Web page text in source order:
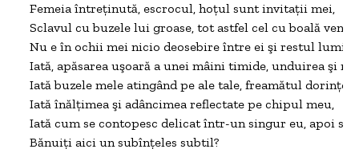
Femeia întreţinută, escrocul, hoţul sunt invitaţii mei,
Sclavul cu buzele lui groase, tot astfel cel cu boală
Nu e în ochii mei nicio deosebire între ei şi restul lumii.
Iată, apăsarea uşoară a unei mâini timide, unduirea şi
Iată buzele mele atingând pe ale tale, freamătul dorinţei
Iată înălţimea şi adâncimea reflectate pe chipul meu,
Iată cum se contopesc delicat într-un singur eu, apoi se
Bănuiţi aici un subînţeles subtil?